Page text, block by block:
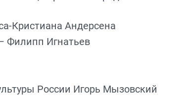
Кристиана Андерсена
Филипп Игнатьев
России Игорь Мызовский